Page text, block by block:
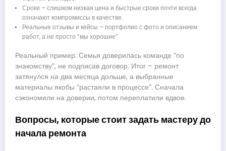
Сроки – слишком низкая цена и быстрые сроки почти всегда
означают компромиссы в качестве.
Реальные отзывы и кейсы – портфолио с фото и описанием
работ, а не просто “мы хорошие”.
Реальный пример: Семья доверилась команде “по
знакомству”, не подписав договор. Итог – ремонт
затянулся на два месяца дольше, а выбранные
материалы якобы “растаяли в процессе”. Сначала
сэкономили на доверии, потом переплатили вдвое.
Вопросы, которые стоит задать мастеру до
начала ремонта